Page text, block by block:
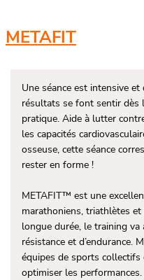
METAFIT
Une séance est intensive
résultats se font sentir dès
pratique. Aide à lutter
les capacités
osseuse, cette séance
rester en forme !
METAFIT™ est une
marathoniens, triathlètes
longue durée, le training
résistance et d’endurance.
équipes de sports collectifs
optimiser les performances.